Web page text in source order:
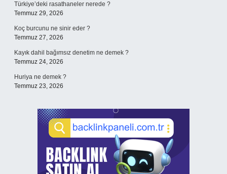
Türkiye’deki rasathaneler nerede ?
Temmuz 29, 2026
Koç burcunu ne sinir eder ?
Temmuz 27, 2026
Kayık dahil bağımsız denetim ne demek ?
Temmuz 24, 2026
Huriya ne demek ?
Temmuz 23, 2026